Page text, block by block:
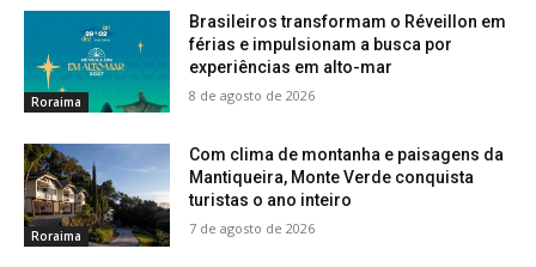
Roraima
Brasileiros transformam o Réveillon em
férias e impulsionam a busca por
experiências em alto-mar
8 de agosto de 2026
Roraima
Com clima de montanha e paisagens da
Mantiqueira, Monte Verde conquista
turistas o ano inteiro
7 de agosto de 2026